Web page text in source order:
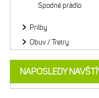
Spodné prádlo
Prilby
Obuv / Tretry
NAPOSLEDY